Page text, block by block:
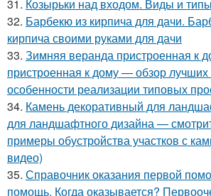
31. Козырьки над входом. Виды и типы
32. Барбекю из кирпича для дачи.
кирпича своими руками для дачи
33. Зимняя веранда пристроенная к
пристроенная к дому — обзор лучших
особенности реализации типовых
34. Камень декоративный для
для ландшафтного дизайна —
примеры обустройства участков с
видео)
35. Справочник оказания первой
помощь. Когда оказывается?